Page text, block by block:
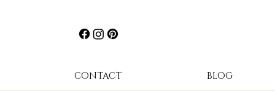
CONTACT BLOG